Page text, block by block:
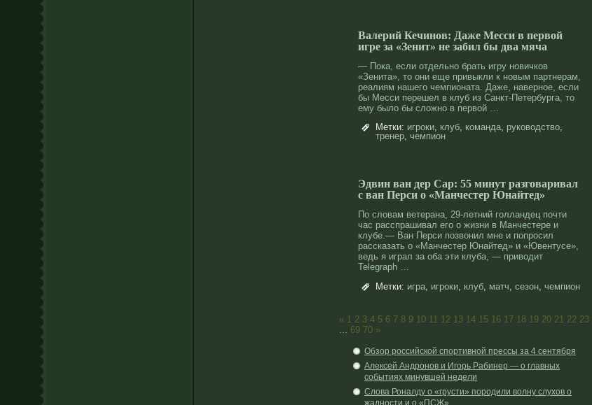
Валерий Кечинов: Даже Месси в первой
игре за «Зенит» не забил бы два мяча
— Пока, если отдельно брать игру новичков
«Зенита», то они еще привыкли к новым партнерам,
реалиям нашего чемпионата. Даже, наверное, если
бы Месси перешел в клуб из Санкт-Петербурга, то
ему было бы сложно в первой …
Метки: игроки, клуб, команда, руководство,
тренер, чемпион
Эдвин ван дер Сар: 55 минут разговаривал
с ван Перси о «Манчестер Юнайтед»
По словам ветерана, 29-летний голландец почти
час расспрашивал его о жизни в Манчестере и
клубе.— Ван Перси позвонил мне и попросил
рассказать о «Манчестер Юнайтед» и «Ювентусе»,
ведь я играл за оба эти клуба, — приводит
Telegraph …
Метки: игра, игроки, клуб, матч, сезон, чемпион
« 1 2 3 4 5 6 7 8 9 10 11 12 13 14 15 16 17 18 19 20 21 22 23
... 69 70 »
Обзор российской спортивной прессы за 4 сентября
Алексей Андронов и Игорь Рабинер — о главных
событиях минувшей недели
Слова Роналду о «грусти» породили волну слухов о
жадности и о «ПСЖ»